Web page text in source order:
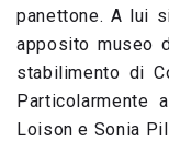
panettone. A lui
apposito museo
stabilimento di
Particolarmente
Loison e Sonia